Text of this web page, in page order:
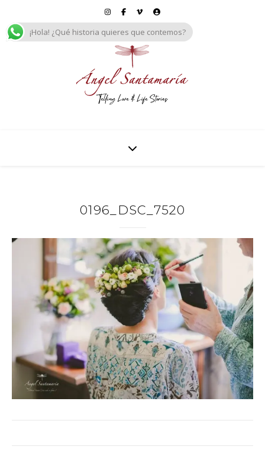
0196_DSC_7520
¡Hola! ¿Qué historia quieres que contemos?